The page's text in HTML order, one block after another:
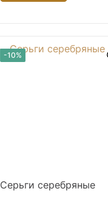
-10%
Серьги серебряные